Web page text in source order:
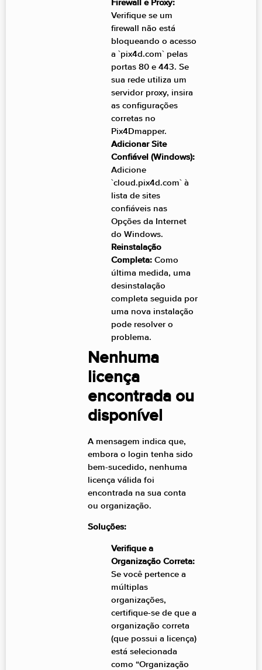
Firewall e Proxy:
Verifique se um
firewall não está
bloqueando o acesso
a `pix4d.com` pelas
portas 80 e 443. Se
sua rede utiliza um
servidor proxy, insira
as configurações
corretas no
Pix4Dmapper.
Adicionar Site
Confiável (Windows):
Adicione
`cloud.pix4d.com` à
lista de sites
confiáveis nas
Opções da Internet
do Windows.
Reinstalação
Completa: Como
última medida, uma
desinstalação
completa seguida por
uma nova instalação
pode resolver o
problema.
Nenhuma
licença
encontrada ou
disponível
A mensagem indica que,
embora o login tenha sido
bem-sucedido, nenhuma
licença válida foi
encontrada na sua conta
ou organização.
Soluções:
Verifique a
Organização Correta:
Se você pertence a
múltiplas
organizações,
certifique-se de que a
organização correta
(que possui a licença)
está selecionada
como “Organização